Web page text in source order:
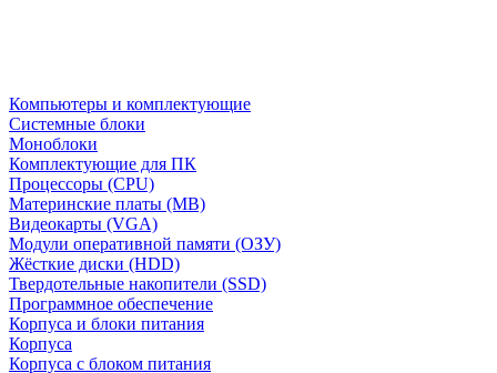
Компьютеры и комплектующие
Системные блоки
Моноблоки
Комплектующие для ПК
Процессоры (CPU)
Материнские платы (MB)
Видеокарты (VGA)
Модули оперативной памяти (ОЗУ)
Жёсткие диски (HDD)
Твердотельные накопители (SSD)
Программное обеспечение
Корпуса и блоки питания
Корпуса
Корпуса с блоком питания